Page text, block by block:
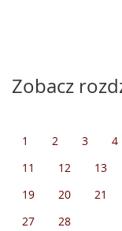
Zobacz
1 2 3 4
11
12 13
19
20 21
27
28